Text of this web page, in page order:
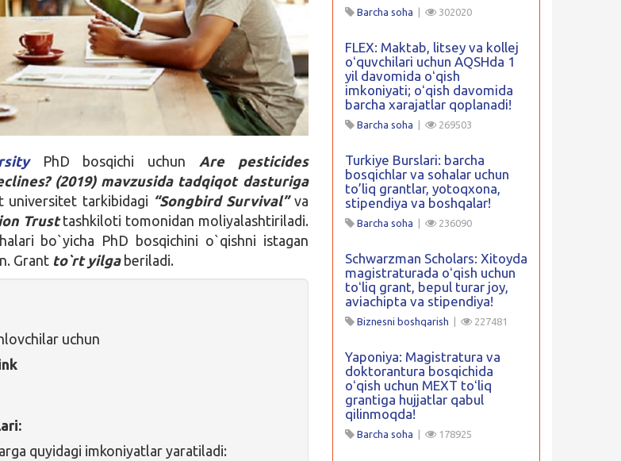
PhD bosqichi uchun Are pesticides
(2019) mavzusida tadqiqot dasturiga
universitet tarkibidagi “Songbird Survival”va
Trusttashkiloti tomonidan moliyalashtiriladi.
bo`yicha PhD bosqichini o`qishni istagan
Grant to`rt yilga beriladi.
uchun
quyidagi imkoniyatlar yaratiladi:
Barcha soha 302020
FLEX: Maktab, litsey va kollej
oʻquvchilari uchun AQSHda 1
yil davomida oʻqish
imkoniyati; oʻqish davomida
barcha xarajatlar qoplanadi!
Barcha soha 269503
Turkiye Burslari: barcha
bosqichlar va sohalar uchun
to’liq grantlar, yotoqxona,
stipendiya va boshqalar!
Barcha soha 236090
Schwarzman Scholars: Xitoyda
magistraturada oʻqish uchun
toʻliq grant, bepul turar joy,
aviachipta va stipendiya!
Biznesni boshqarish 227481
Yaponiya: Magistratura va
doktorantura bosqichida
oʻqish uchun MEXT toʻliq
grantiga hujjatlar qabul
qilinmoqda!
Barcha soha 178925